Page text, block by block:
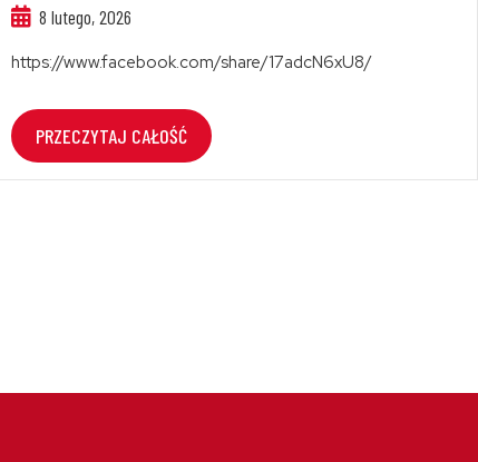
8 lutego, 2026
https://www.facebook.com/share/17adcN6xU8/
PRZECZYTAJ CAŁOŚĆ